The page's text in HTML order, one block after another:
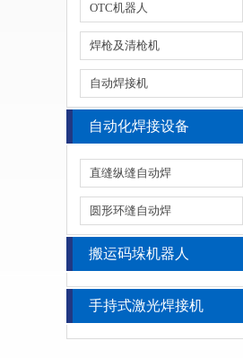
OTC机器人
焊枪及清枪机
自动焊接机
自动化焊接设备
直缝纵缝自动焊
圆形环缝自动焊
搬运码垛机器人
手持式激光焊接机